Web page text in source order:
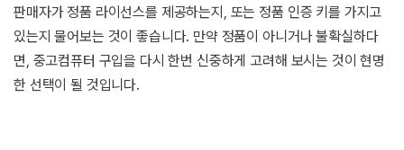
판매자가 정품 라이선스를 제공하는지, 또는 정품 인증 키를 가지고
있는지 물어보는 것이 좋습니다. 만약 정품이 아니거나 불확실하다
면, 중고컴퓨터 구입을 다시 한번 신중하게 고려해 보시는 것이 현명
한 선택이 될 것입니다.